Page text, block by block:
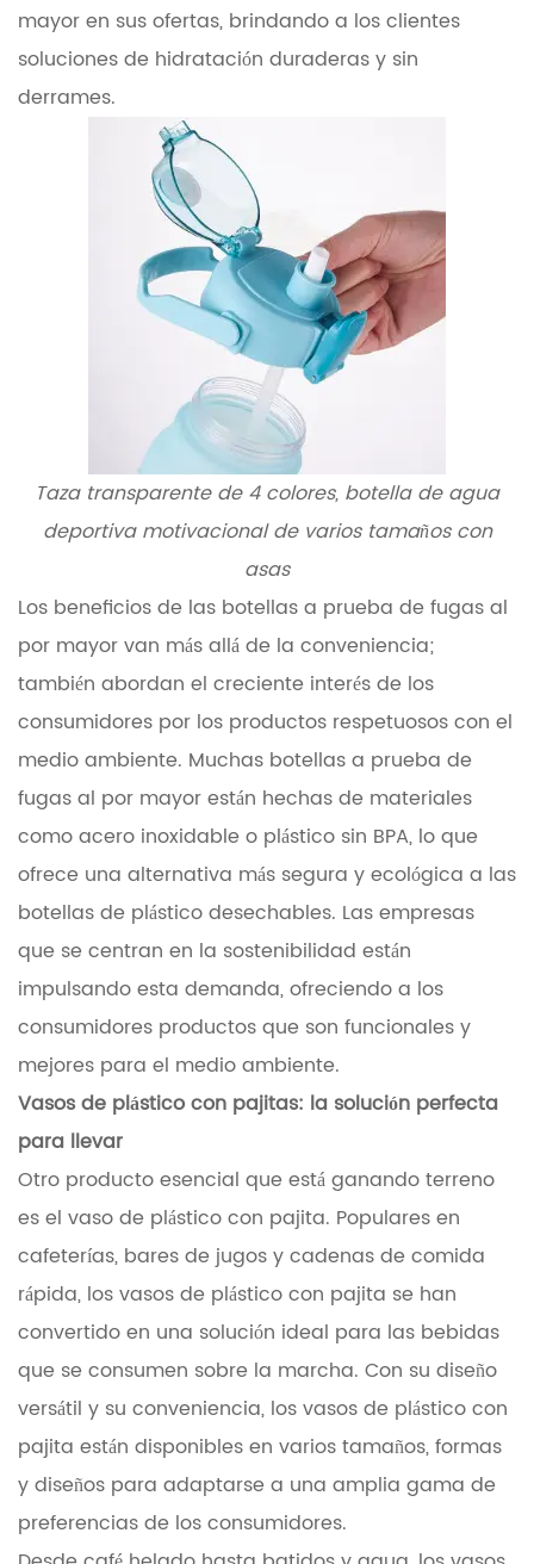
mayor en sus ofertas, brindando a los clientes
soluciones de hidratación duraderas y sin
derrames.
Taza transparente de 4 colores, botella de agua
deportiva motivacional de varios tamaños con
asas
Los beneficios de las botellas a prueba de fugas al
por mayor van más allá de la conveniencia;
también abordan el creciente interés de los
consumidores por los productos respetuosos con el
medio ambiente. Muchas botellas a prueba de
fugas al por mayor están hechas de materiales
como acero inoxidable o plástico sin BPA, lo que
ofrece una alternativa más segura y ecológica a las
botellas de plástico desechables. Las empresas
que se centran en la sostenibilidad están
impulsando esta demanda, ofreciendo a los
consumidores productos que son funcionales y
mejores para el medio ambiente.
Vasos de plástico con pajitas: la solución perfecta
para llevar
Otro producto esencial que está ganando terreno
es el vaso de plástico con pajita. Populares en
cafeterías, bares de jugos y cadenas de comida
rápida, los vasos de plástico con pajita se han
convertido en una solución ideal para las bebidas
que se consumen sobre la marcha. Con su diseño
versátil y su conveniencia, los vasos de plástico con
pajita están disponibles en varios tamaños, formas
y diseños para adaptarse a una amplia gama de
preferencias de los consumidores.